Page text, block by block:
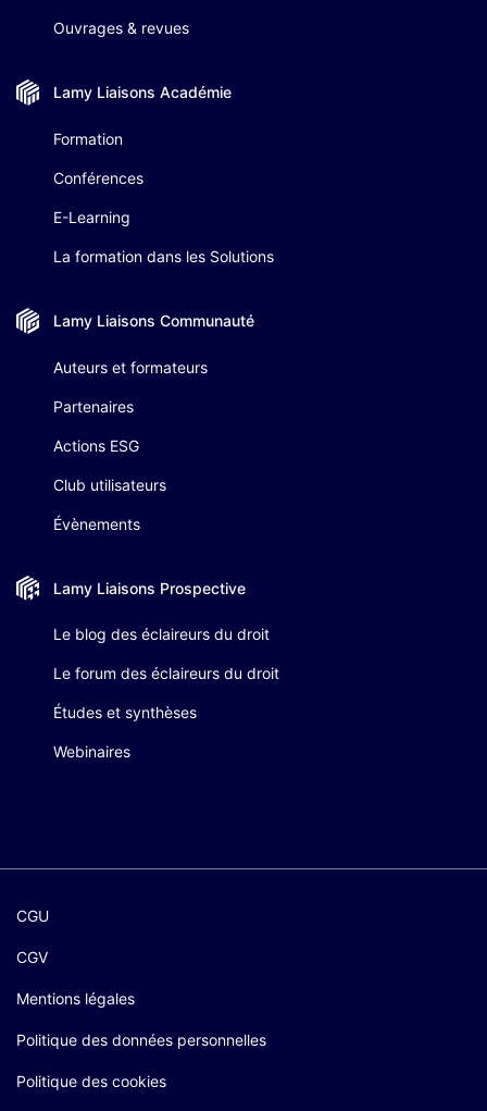
Ouvrages & revues
Lamy Liaisons Académie
Formation
Conférences
E-Learning
La formation dans les Solutions
Lamy Liaisons Communauté
Auteurs et formateurs
Partenaires
Actions ESG
Club utilisateurs
Évènements
Lamy Liaisons Prospective
Le blog des éclaireurs du droit
Le forum des éclaireurs du droit
Études et synthèses
Webinaires
CGU
CGV
Mentions légales
Politique des données personnelles
Politique des cookies